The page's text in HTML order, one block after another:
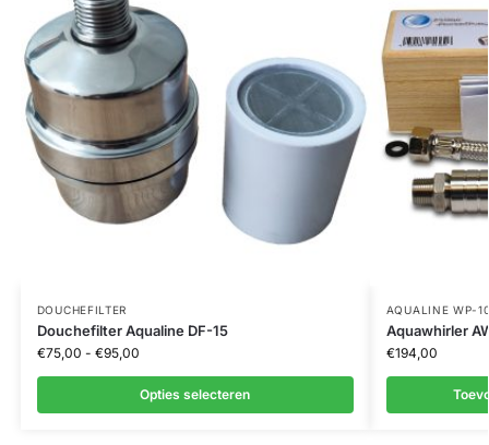
DOUCHEFILTER
Douchefilter Aqualine DF-15
€75,00 - €95,00
Opties selecteren
AQUALINE WP-
Aquawhirler
€194,00